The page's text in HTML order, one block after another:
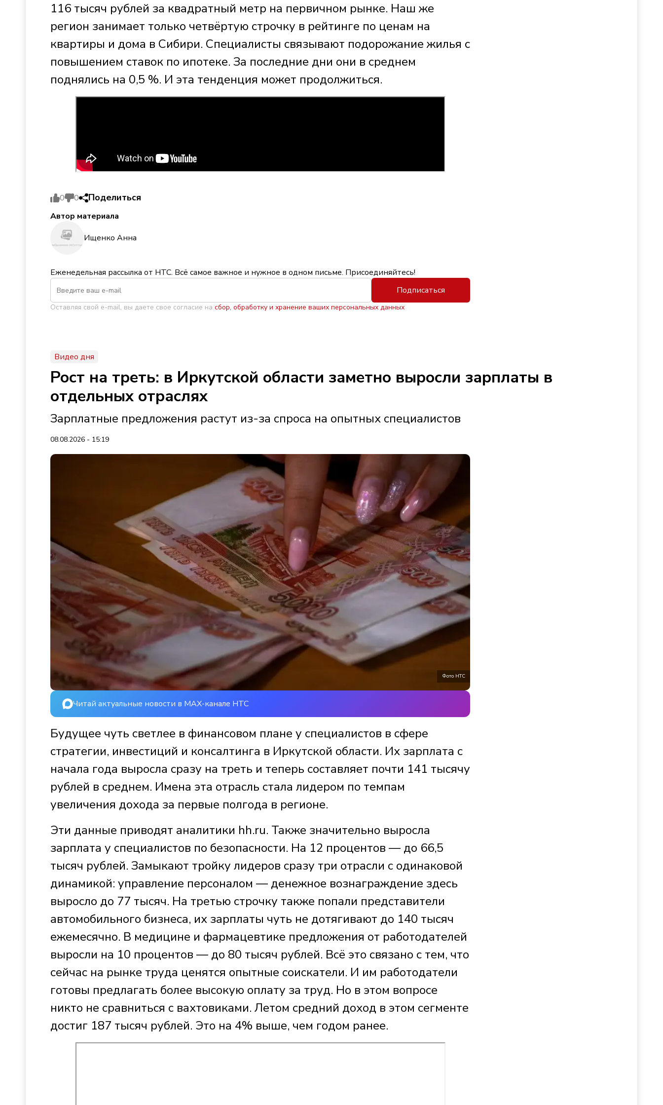
116 тысяч рублей за квадратный метр на первичном рынке. Наш же
регион занимает только четвёртую строчку в рейтинге по ценам на
квартиры и дома в Сибири. Специалисты связывают подорожание жилья с
повышением ставок по ипотеке. За последние дни они в среднем
поднялись на 0,5 %. И эта тенденция может продолжиться.
0 0 Поделиться
Автор материала
Ищенко Анна
Еженедельная рассылка от НТС. Всё самое важное и нужное в одном письме. Присоединяйтесь!
Подписаться
Оставляя свой e-mail, вы даете свое согласие на сбор, обработку и хранение ваших персональных данных
Видео дня
Рост на треть: в Иркутской области заметно выросли зарплаты в
отдельных отраслях
Зарплатные предложения растут из-за спроса на опытных специалистов
08.08.2026 - 15:19
Фото НТС
Читай актуальные новости в MAX-канале НТС
Будущее чуть светлее в финансовом плане у специалистов в сфере
стратегии, инвестиций и консалтинга в Иркутской области. Их зарплата с
начала года выросла сразу на треть и теперь составляет почти 141 тысячу
рублей в среднем. Имена эта отрасль стала лидером по темпам
увеличения дохода за первые полгода в регионе.
Эти данные приводят аналитики hh.ru. Также значительно выросла
зарплата у специалистов по безопасности. На 12 процентов — до 66,5
тысяч рублей. Замыкают тройку лидеров сразу три отрасли с одинаковой
динамикой: управление персоналом — денежное вознаграждение здесь
выросло до 77 тысяч. На третью строчку также попали представители
автомобильного бизнеса, их зарплаты чуть не дотягивают до 140 тысяч
ежемесячно. В медицине и фармацевтике предложения от работодателей
выросли на 10 процентов — до 80 тысяч рублей. Всё это связано с тем, что
сейчас на рынке труда ценятся опытные соискатели. И им работодатели
готовы предлагать более высокую оплату за труд. Но в этом вопросе
никто не сравниться с вахтовиками. Летом средний доход в этом сегменте
достиг 187 тысяч рублей. Это на 4% выше, чем годом ранее.